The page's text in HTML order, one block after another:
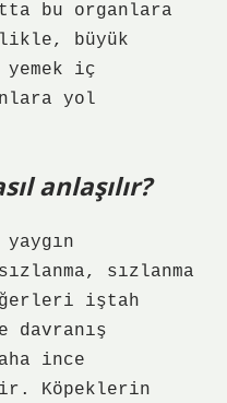
bu organlara
büyük
iç
yol
anlaşılır?
sızlanma
iştah
davranış
ince
Köpeklerin